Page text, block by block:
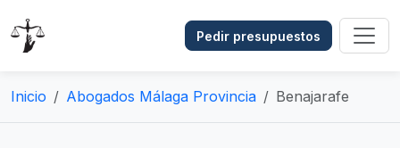
Pedir presupuestos
Inicio Abogados Málaga Provincia Benajarafe